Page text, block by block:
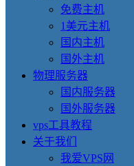
免费主机
1美元主机
国内主机
国外主机
物理服务器
国内服务器
国外服务器
vps工具教程
关于我们
我爱VPS网